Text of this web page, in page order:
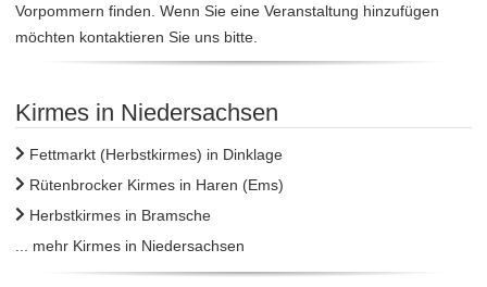
Vorpommern finden. Wenn Sie eine Veranstaltung hinzufügen
möchten kontaktieren Sie uns bitte.
Kirmes in Niedersachsen
Fettmarkt (Herbstkirmes) in Dinklage
Rütenbrocker Kirmes in Haren (Ems)
Herbstkirmes in Bramsche
... mehr Kirmes in Niedersachsen